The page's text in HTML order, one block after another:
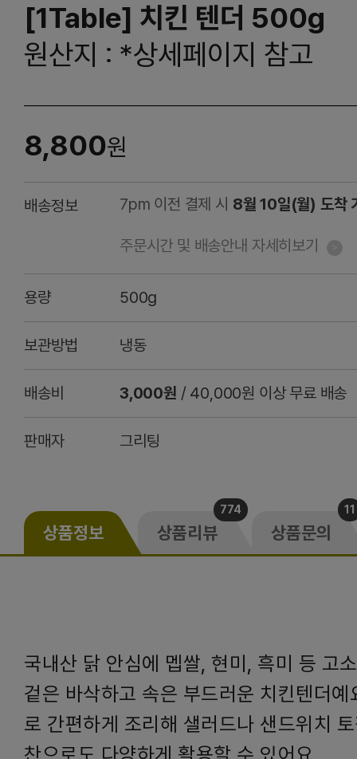
[1Table] 치킨 텐더 500g
원산지 : *상세페이지 참고
8,800원
배송정보 7pm 이전 결제 시 8월 10일(월) 도착
주문시간 및 배송안내 자세히보기
용량 500g
보관방법 냉동
배송비 3,000원 / 40,000원 이상 무료 배송
판매자 그리팅
상품정보 상품리뷰
774
상품문의
11
국내산 닭 안심에 멥쌀, 현미, 흑미 등 고
겉은 바삭하고 속은 부드러운 치킨텐더
로 간편하게 조리해 샐러드나 샌드위치
찬으로도 다양하게 활용할 수 있어요.